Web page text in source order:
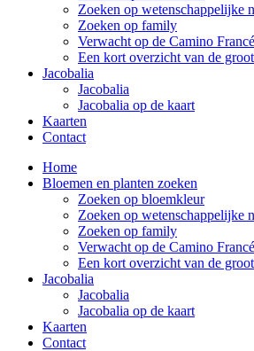
Zoeken op wetenschappelijke
Zoeken op family
Verwacht op de Camino
Een kort overzicht van de
Jacobalia
Jacobalia
Jacobalia op de kaart
Kaarten
Contact
Home
Bloemen en planten zoeken
Zoeken op bloemkleur
Zoeken op wetenschappelijke
Zoeken op family
Verwacht op de Camino
Een kort overzicht van de
Jacobalia
Jacobalia
Jacobalia op de kaart
Kaarten
Contact